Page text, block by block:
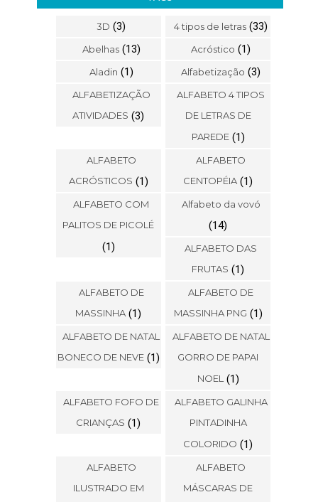
3D (3) 4 tipos de letras (33)
Abelhas (13) Acróstico (1)
Aladin (1) Alfabetização (3)
ALFABETIZAÇÃO
ATIVIDADES (3)
ALFABETO 4 TIPOS
DE LETRAS DE
PAREDE (1)
ALFABETO
ACRÓSTICOS (1)
ALFABETO
CENTOPÉIA (1)
ALFABETO COM
PALITOS DE PICOLÉ
(1)
Alfabeto da vovó
(14)
ALFABETO DAS
FRUTAS (1)
ALFABETO DE
MASSINHA (1)
ALFABETO DE
MASSINHA PNG (1)
ALFABETO DE NATAL
BONECO DE NEVE (1)
ALFABETO DE NATAL
GORRO DE PAPAI
NOEL (1)
ALFABETO FOFO DE
CRIANÇAS (1)
ALFABETO GALINHA
PINTADINHA
COLORIDO (1)
ALFABETO
ILUSTRADO EM
ALFABETO
MÁSCARAS DE